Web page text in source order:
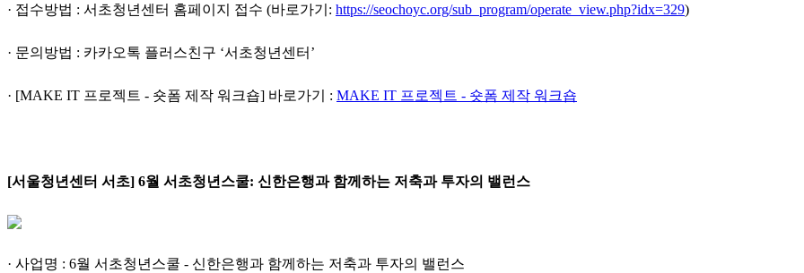
· 접수방법 : 서초청년센터 홈페이지 접수 (바로가기: https://seochoyc.org/sub_program/operate_view.php?idx=329)
· 문의방법 : 카카오톡 플러스친구 ‘서초청년센터’
· [MAKE IT 프로젝트 - 숏폼 제작 워크숍] 바로가기 : MAKE IT 프로젝트 - 숏폼 제작 워크숍
[서울청년센터 서초] 6월 서초청년스쿨: 신한은행과 함께하는 저축과 투자의 밸런스
· 사업명 : 6월 서초청년스쿨 - 신한은행과 함께하는 저축과 투자의 밸런스